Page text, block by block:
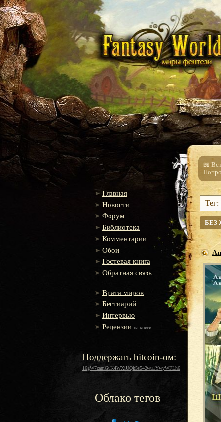
Главная
Новости
Форум
Библиотека
Комментарии
Обои
Гостевая книга
Обратная связь
Врата миров
Бестиарий
Интервью
Рецензии на книги
Поддержать bitcoin-ом:
16gW7zamGuK4WXiUQk5s542wu1YwyWFLh6
Облако тегов
📖
БЕЗ